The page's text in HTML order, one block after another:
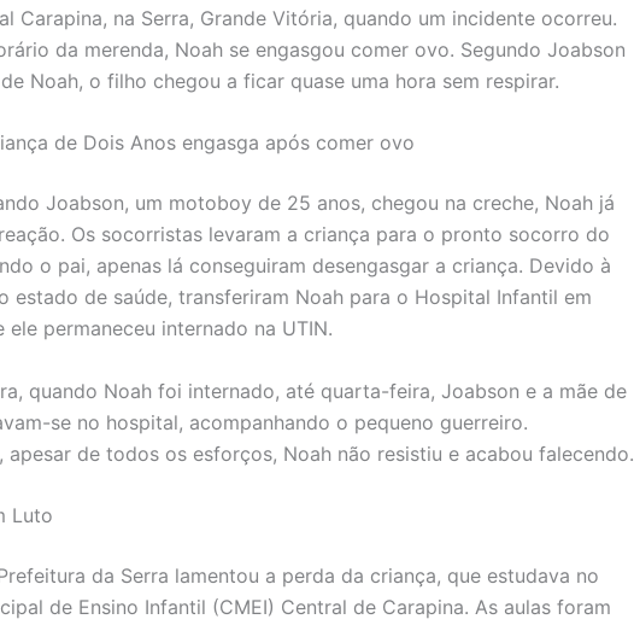
Carapina, na Serra, Grande Vitória, quando um incidente ocorreu.
da merenda, Noah se engasgou comer ovo. Segundo Joabson
Noah, o filho chegou a ficar quase uma hora sem respirar.
de Dois Anos engasga após comer ovo
Joabson, um motoboy de 25 anos, chegou na creche, Noah já
Os socorristas levaram a criança para o pronto socorro do
o pai, apenas lá conseguiram desengasgar a criança. Devido à
estado de saúde, transferiram Noah para o Hospital Infantil em
ele permaneceu internado na UTIN.
quando Noah foi internado, até quarta-feira, Joabson e a mãe de
se no hospital, acompanhando o pequeno guerreiro.
apesar de todos os esforços, Noah não resistiu e acabou falecendo.
Luto
da Serra lamentou a perda da criança, que estudava no
de Ensino Infantil (CMEI) Central de Carapina. As aulas foram